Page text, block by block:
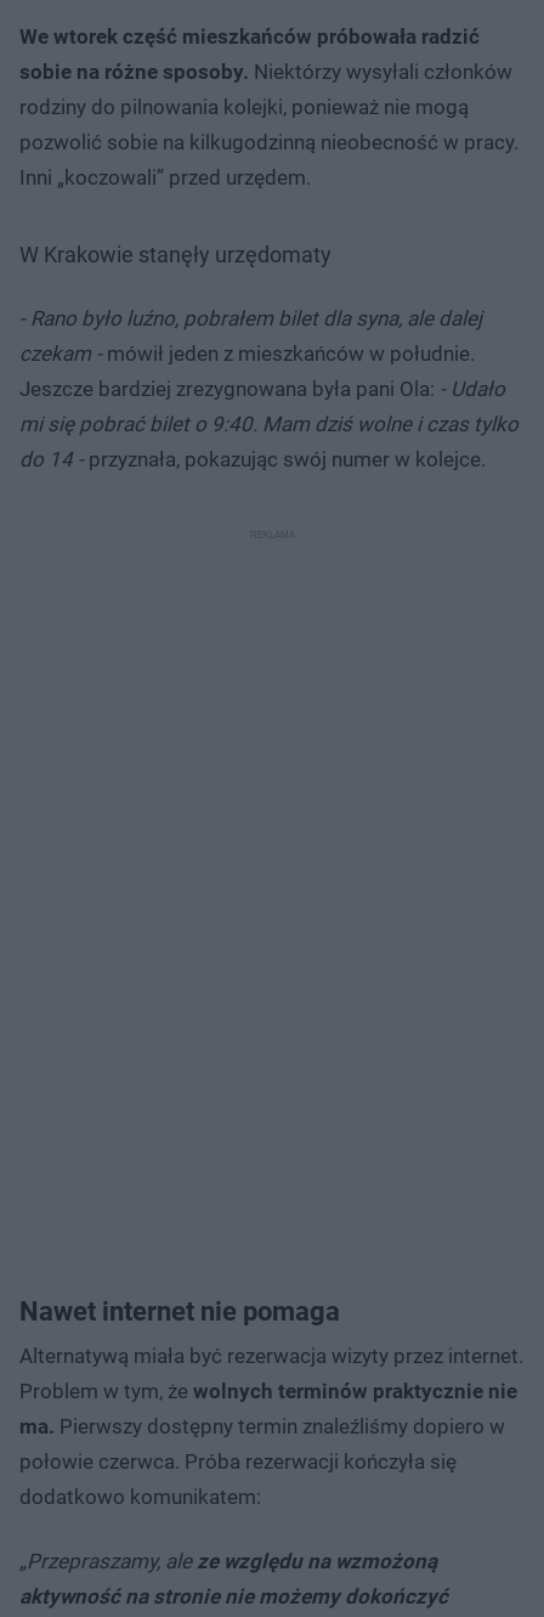
We wtorek część mieszkańców próbowała radzić
sobie na różne sposoby. Niektórzy wysyłali członków
rodziny do pilnowania kolejki, ponieważ nie mogą
pozwolić sobie na kilkugodzinną nieobecność w pracy.
Inni „koczowali” przed urzędem.
W Krakowie stanęły urzędomaty
- Rano było luźno, pobrałem bilet dla syna, ale dalej
czekam -mówił jeden z mieszkańców w południe.
Jeszcze bardziej zrezygnowana była pani Ola: - Udało
mi się pobrać bilet o 9:40. Mam dziś wolne i czas tylko
do 14 -przyznała, pokazując swój numer w kolejce.
Nawet internet nie pomaga
Alternatywą miała być rezerwacja wizyty przez internet.
Problem w tym, że wolnych terminów praktycznie nie
ma. Pierwszy dostępny termin znaleźliśmy dopiero w
połowie czerwca. Próba rezerwacji kończyła się
dodatkowo komunikatem:
„Przepraszamy, ale ze względu na wzmożoną
aktywność na stronie nie możemy dokończyć